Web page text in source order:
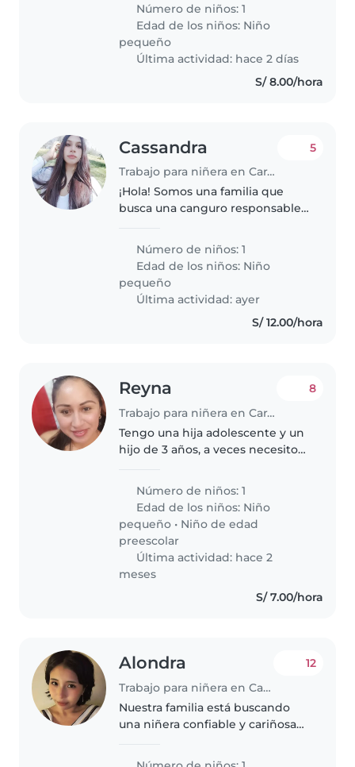
señora que nos acompañe a
formar parte de la familia Que
cuide de nuestra hijita..
Número de niños: 1
Edad de los niños: Niño
pequeño
Última actividad: hace 2 días
S/ 8.00/hora
Cassandra
Trabajo para niñera en Carabayllo
5
¡Hola! Somos una familia que
busca una canguro responsable
en el hogar. nota; de 28 años a
más ,abstenerse a escribir
menores a la edad solicitada..
Número de niños: 1
Edad de los niños: Niño
pequeño
Última actividad: ayer
S/ 12.00/hora
Reyna
Trabajo para niñera en Carabayllo
8
Tengo una hija adolescente y un
hijo de 3 años, a veces necesito
noche porque trabajo y no tengo
con quien dejarlo, mi hijo es muy
energético, cariñoso,..
Número de niños: 1
Edad de los niños: Niño
pequeño • Niño de edad
preescolar
Última actividad: hace 2
meses
S/ 7.00/hora
Alondra
Trabajo para niñera en Carabayllo
12
Nuestra familia está buscando
una niñera confiable y cariñosa
bebé enérgico y curioso.